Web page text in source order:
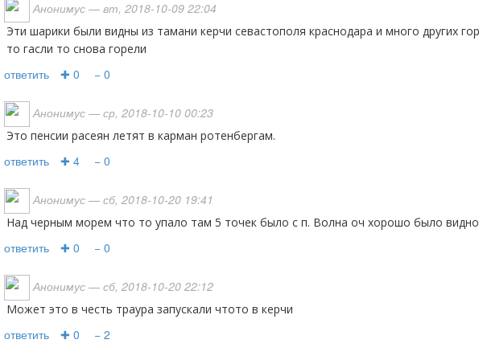
Анонимус — вт, 2018-10-09 22:04
Эти шарики были видны из тамани керчи севастополя краснодара и много других городов
то гасли то снова горели
ответить ✚ 0 − 0
Анонимус — ср, 2018-10-10 00:23
Это пенсии расеян летят в карман ротенбергам.
ответить ✚ 4 − 0
Анонимус — сб, 2018-10-20 19:41
Над черным морем что то упало там 5 точек было с п. Волна оч хорошо было видно
ответить ✚ 0 − 0
Анонимус — сб, 2018-10-20 22:12
Может это в честь траура запускали чтото в керчи
ответить ✚ 0 − 2